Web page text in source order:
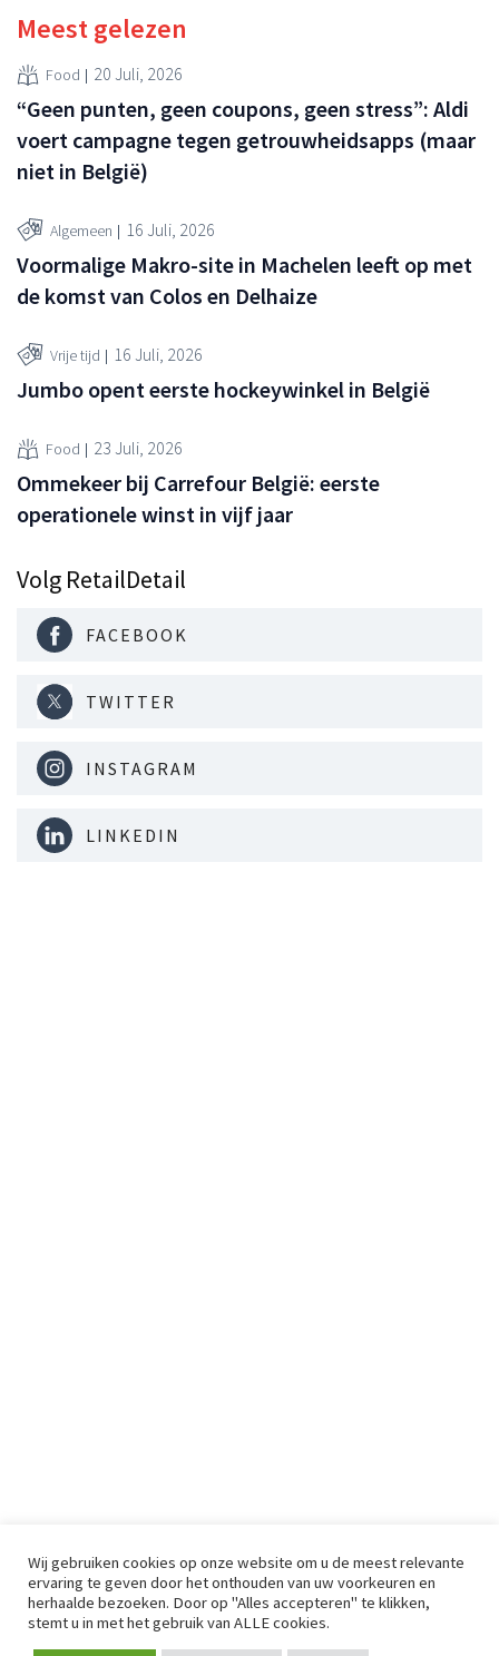
Meest gelezen
Food 20 Juli, 2026
“Geen punten, geen coupons, geen stress”: Aldi
voert campagne tegen getrouwheidsapps (maar
niet in België)
Algemeen 16 Juli, 2026
Voormalige Makro-site in Machelen leeft op met
de komst van Colos en Delhaize
Vrije tijd 16 Juli, 2026
Jumbo opent eerste hockeywinkel in België
Food 23 Juli, 2026
Ommekeer bij Carrefour België: eerste
operationele winst in vijf jaar
Volg RetailDetail
FACEBOOK
TWITTER
INSTAGRAM
LINKEDIN
Wij gebruiken cookies op onze website om u de meest relevante
ervaring te geven door het onthouden van uw voorkeuren en
herhaalde bezoeken. Door op "Alles accepteren" te klikken,
stemt u in met het gebruik van ALLE cookies.